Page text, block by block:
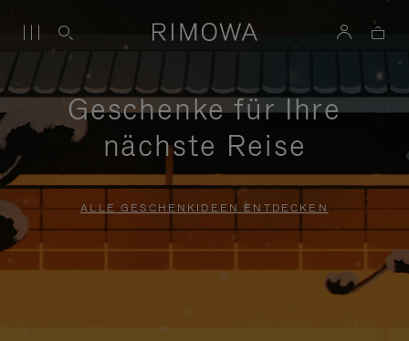
Geschenke für Ihre
nächste Reise
ALLE GESCHENKIDEEN ENTDECKEN